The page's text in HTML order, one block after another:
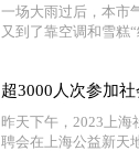
一场大雨过后，本市
又到了靠空调和雪糕
昨天下午，2023上海
聘会在上海公益新天